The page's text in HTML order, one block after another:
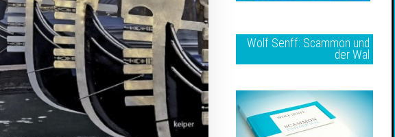
Wolf Senff: Scammon und
der Wal